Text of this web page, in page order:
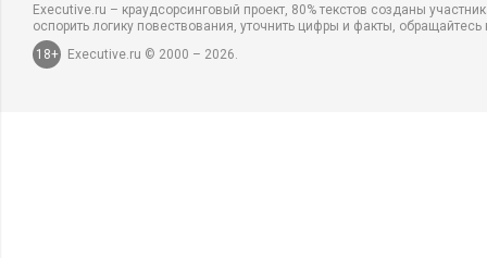
Executive.ru – краудсорсинговый проект, 80% текстов созданы
оспорить логику повествования, уточнить цифры и факты,
18+
Executive.ru © 2000 – 2026.